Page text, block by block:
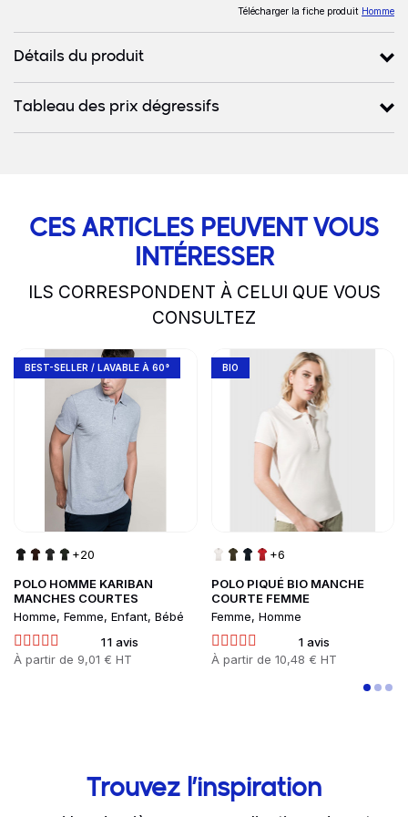
Télécharger la fiche produit Homme
Détails du produit
Tableau des prix dégressifs
CES ARTICLES PEUVENT VOUS
INTÉRESSER
ILS CORRESPONDENT À CELUI QUE VOUS
CONSULTEZ
slide1 to 2of 5
POLO HOMME KARIBAN
MANCHES COURTES
Homme, Femme, Enfant, Bébé
11 avis
Prix
À partir de 9,01 € HT
BEST-SELLER / LAVABLE À 60°
+20
Go to product page
POLO PIQUÉ BIO MANCHE
COURTE FEMME
Femme, Homme
1 avis
Prix
À partir de 10,48 € HT
BIO
+6
Go to product page
Trouvez l’inspiration